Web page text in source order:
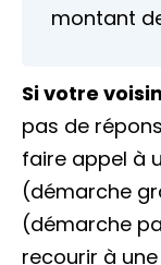
montant
Si votre
pas de
faire appel à
(démarche
(démarche
recourir à une